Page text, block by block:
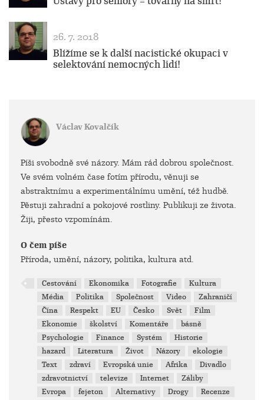
26. 7. 2018
Blížíme se k další nacistické okupaci v
selektování nemocných lidí!
Václav Kovalčík
Píši svobodně své názory. Mám rád dobrou společnost.
Ve svém volném čase fotím přírodu, věnuji se
abstraktnímu a experimentálnímu umění, též hudbě.
Pěstuji zahradní a pokojové rostliny. Publikuji ze života.
Žiji, přesto vzpomínám.
O čem píše
Příroda, umění, názory, politika, kultura atd.
Cestování Ekonomika Fotografie
Kultura
Média
Politika Společnost Video
Zahraničí
Čína
Respekt EU Česko Svět
Film
Ekonomie
školství Komentáře
básně
Psychologie
Finance Systém
Historie
hazard
Literatura Život Názory
ekologie
Text
zdraví Evropská unie Afrika
Divadlo
zdravotnictví
televize Internet
Záliby
Evropa
fejeton Alternativy Drogy
Recenze